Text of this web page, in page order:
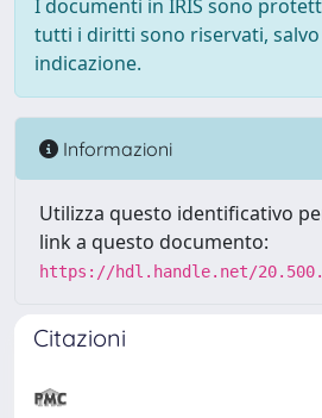
I documenti in IRIS sono
tutti i diritti sono riservati, salvo
indicazione.
Informazioni
Utilizza questo identificativo
link a questo documento:
https://hdl.handle.net/
Citazioni